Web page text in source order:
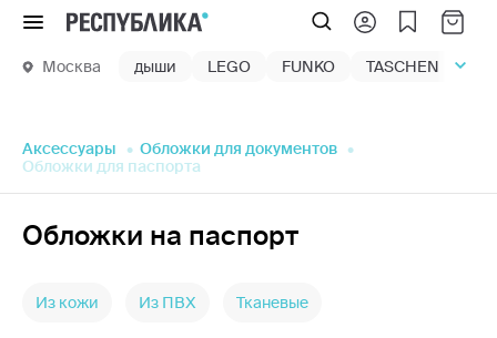
Меню
Москва дыши LEGO FUNKO TASCHEN
Аксессуары
Обложки для документов
Обложки для паспорта
Обложки на паспорт
Из кожи Из ПВХ Тканевые